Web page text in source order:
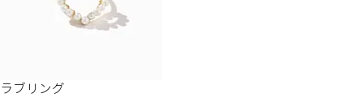
ラブリング